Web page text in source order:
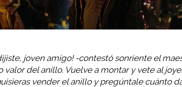
joven amigo! -contestó sonriente el
del anillo. Vuelve a montar y vete al
vender el anillo y pregúntale cuánto